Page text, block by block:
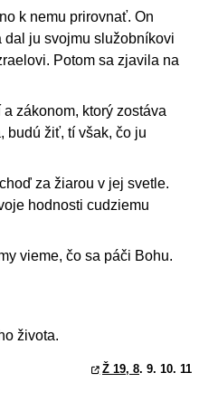
k nemu prirovnať. On
dal ju svojmu služobníkovi
Potom sa zjavila na
zákonom, ktorý zostáva
budú žiť, tí však, čo ju
za žiarou v jej svetle.
hodnosti cudziemu
vieme, čo sa páči Bohu.
života.
Ž 19, 8. 9. 10. 11